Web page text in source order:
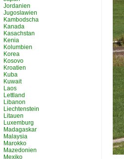
Jordanien
Jugoslawien
Kambodscha
Kanada
Kasachstan
Kenia
Kolumbien
Korea
Kosovo
Kroatien
Kuba
Kuwait
Laos
Lettland
Libanon
Liechtenstein
Litauen
Luxemburg
Madagaskar
Malaysia
Marokko
Mazedonien
Mexiko